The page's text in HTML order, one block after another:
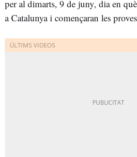
per al dimarts, 9 de juny, dia en
a Catalunya i començaran les